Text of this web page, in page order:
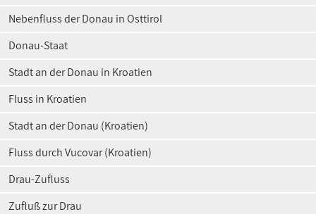
Nebenfluss der Donau in Osttirol
Donau-Staat
Stadt an der Donau in Kroatien
Fluss in Kroatien
Stadt an der Donau (Kroatien)
Fluss durch Vucovar (Kroatien)
Drau-Zufluss
Zufluß zur Drau